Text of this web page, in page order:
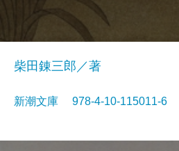
柴田錬三郎／著
新潮文庫 978-4-10-115011-